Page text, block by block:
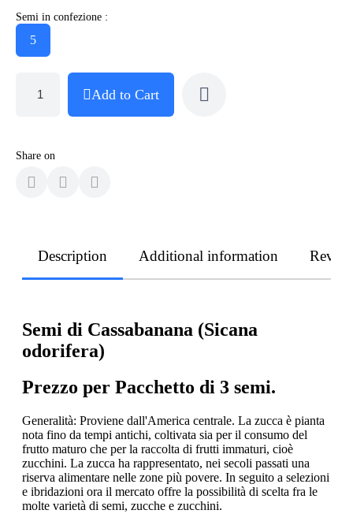
Semi in confezione :
5
Add to Cart
Share on
Description Additional information
Semi di Cassabanana (Sicana
odorifera)
Prezzo per Pacchetto di 3 semi.
Generalità: Proviene dall'America centrale. La zucca è pianta
nota fino da tempi antichi, coltivata sia per il consumo del
frutto maturo che per la raccolta di frutti immaturi, cioè
zucchini. La zucca ha rappresentato, nei secoli passati una
riserva alimentare nelle zone più povere. In seguito a selezioni
e ibridazioni ora il mercato offre la possibilità di scelta fra le
molte varietà di semi, zucche e zucchini.